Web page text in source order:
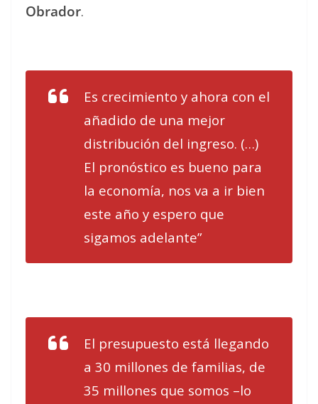
Obrador.
Es crecimiento y ahora con el
añadido de una mejor
distribución del ingreso. (…)
El pronóstico es bueno para
la economía, nos va a ir bien
este año y espero que
sigamos adelante”
El presupuesto está llegando
a 30 millones de familias, de
35 millones que somos –lo